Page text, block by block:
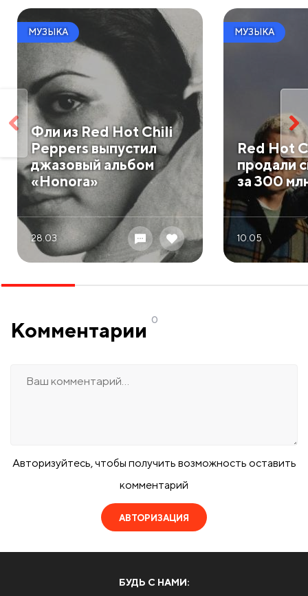
МУЗЫКА
Фли из Red Hot Chili
Peppers выпустил
джазовый альбом
«Honora»
28.03
МУЗЫКА
Red Hot
продали
за 300
10.05
Комментарии 0
Авторизуйтесь, чтобы получить возможность оставить
комментарий
АВТОРИЗАЦИЯ
БУДЬ С НАМИ: